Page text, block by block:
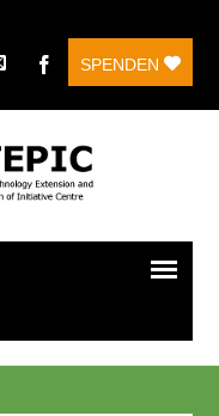
SPENDEN